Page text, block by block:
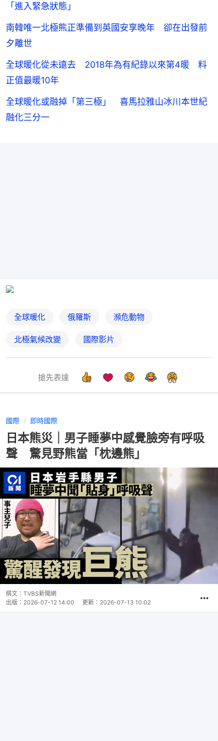
「進入緊急狀態」
南韓唯一北極熊正準備到英國安享晚年 卻在出發前
夕離世
全球暖化從未遠去 2018年為有紀錄以來第4暖 料
正值最暖10年
全球暖化或融掉「第三極」 喜馬拉雅山冰川本世紀
融化三分一
全球暖化 俄羅斯 瀕危動物
北極氣候改變 國際影片
搶先表達
國際 即時國際
日本熊災｜男子睡夢中感覺臉旁有呼吸
聲 驚見野熊當「枕邊熊」
撰文： TVBS新聞網
出版： 2026-07-12 14:00 更新： 2026-07-13 10:02